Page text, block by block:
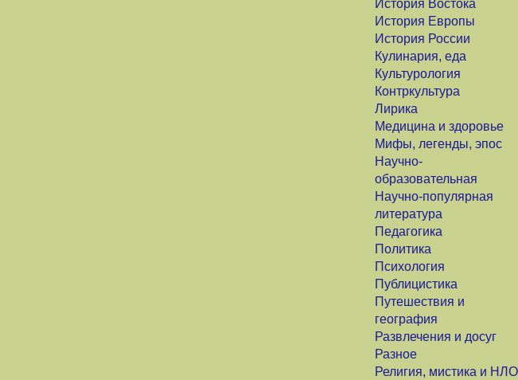
История Востока
История Европы
История России
Кулинария, еда
Культурология
Контркультура
Лирика
Медицина и здоровье
Мифы, легенды, эпос
Научно-
образовательная
Научно-популярная
литература
Педагогика
Политика
Психология
Публицистика
Путешествия и
география
Развлечения и досуг
Разное
Религия, мистика и НЛО